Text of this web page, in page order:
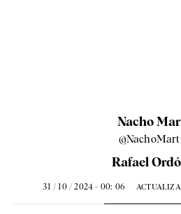
Nacho
Rafael
31 / 10 / 2024 - 00: 06